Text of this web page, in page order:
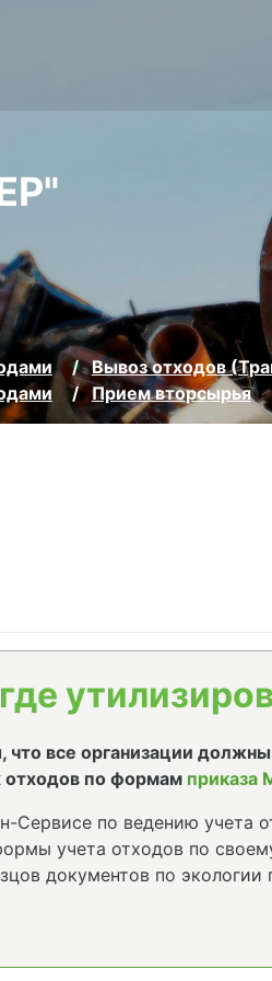
Вывоз отходов
Прием вторсырья
что все организации
по формам
Сервисе по ведению учета
учета отходов по
документов по